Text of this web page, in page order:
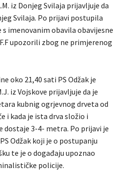
iz Donjeg Svilaja prijavljuje da
Svilaja. Po prijavi postupila
imenovanim obavila obavijesne
upozorili zbog ne primjerenog
oko 21,40 sati PS Odžak je
iz Vojskove prijavljuje da je
kubnig ogrjevnog drveta od
i kada je ista drva složio i
3-4- metra. Po prijavi je
Odžak koji je o postupanju
te je o događaju upoznao
policije.